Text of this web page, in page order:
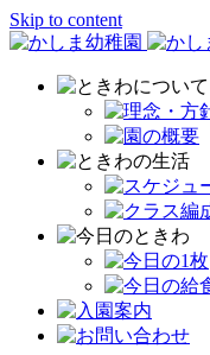
Skip to content